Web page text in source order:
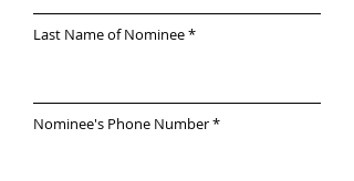
Last Name of Nominee
Nominee's Phone Number